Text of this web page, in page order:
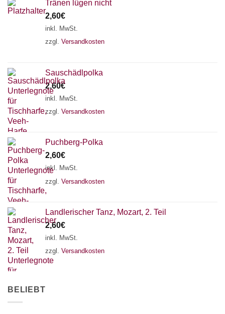
Tränen lügen nicht
2,60€
inkl. MwSt.
zzgl. Versandkosten
Sauschädlpolka
2,60€
inkl. MwSt.
zzgl. Versandkosten
Puchberg-Polka
2,60€
inkl. MwSt.
zzgl. Versandkosten
Landlerischer Tanz, Mozart, 2. Teil
2,60€
inkl. MwSt.
zzgl. Versandkosten
BELIEBT